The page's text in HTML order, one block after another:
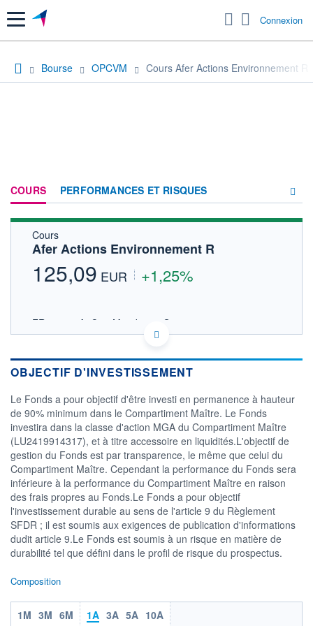
Menu Connexion
Bourse OPCVM Cours Afer Actions Environnement R
COURS PERFORMANCES ET RISQUES
FORUM
Cours
Afer Actions Environnement R
125,09 EUR +1,25%
FR001400A0C9 - Mandarine Gestion
OPCVM DERNIER COURS CONNU AU 04/08/2026
03/12 02/04
110
120
CATÉGORIE MORNINGSTAR
Actions Secteur Ecologie
FONDS PARTENAIRES
TARIFS PRIVILÉGIÉS 0%
ÉLIGIBILITÉ
CTO BUSINESS
Non éligible Boursobank
OBJECTIF D'INVESTISSEMENT
Le Fonds a pour objectif d'être investi en permanence à hauteur
de 90% minimum dans le Compartiment Maître. Le Fonds
investira dans la classe d'action MGA du Compartiment Maître
(LU2419914317), et à titre accessoire en liquidités.L'objectif de
gestion du Fonds est par transparence, le même que celui du
Compartiment Maître. Cependant la performance du Fonds sera
inférieure à la performance du Compartiment Maître en raison
des frais propres au Fonds.Le Fonds a pour objectif
l'investissement durable au sens de l'article 9 du Règlement
SFDR ; il est soumis aux exigences de publication d'informations
dudit article 9.Le Fonds est soumis à un risque en matière de
durabilité tel que défini dans le profil de risque du prospectus.
Composition
1M 3M 6M 1A 3A 5A 10A